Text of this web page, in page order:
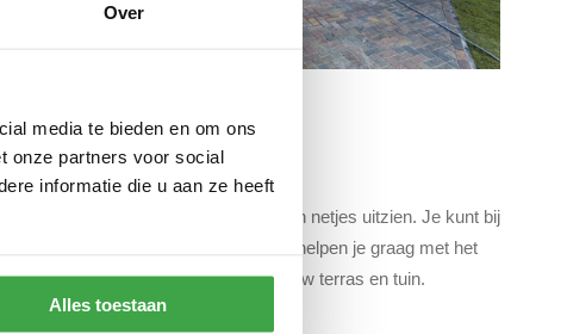
Over
media te bieden en om ons
onze partners voor social
informatie die u aan ze heeft
Alles toestaan
die manier blijft het terras er strak en netjes uitzien. Je kunt bij
stijlen. Onze deskundige adviseurs helpen je graag met het
het gebied van het aanleggen van jouw terras en tuin.